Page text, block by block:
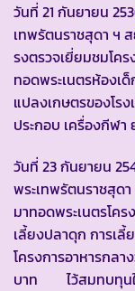
วันที่ 21 กันยายน
เทพรัตนราชสุดา ฯ
รงตรวจเยี่ยมชมโคร
ทอดพระเนตรห้องเ
แปลงเกษตรของโร
ประกอบ เครื่องกีฬา
วันที่ 23 กันยายน
พระเทพรัตนราชสุด
มาทอดพระเนตรโคร
เลี้ยงปลาดุก การเลี้
โครงการอาหารกล
บาท ไว้สมทบทุนใ